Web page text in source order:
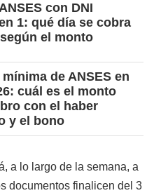
con DNI
1: qué día se cobra
el monto
de ANSES en
cuál es el monto
con el haber
y el bono
a lo largo de la semana, a
documentos finalicen del 3